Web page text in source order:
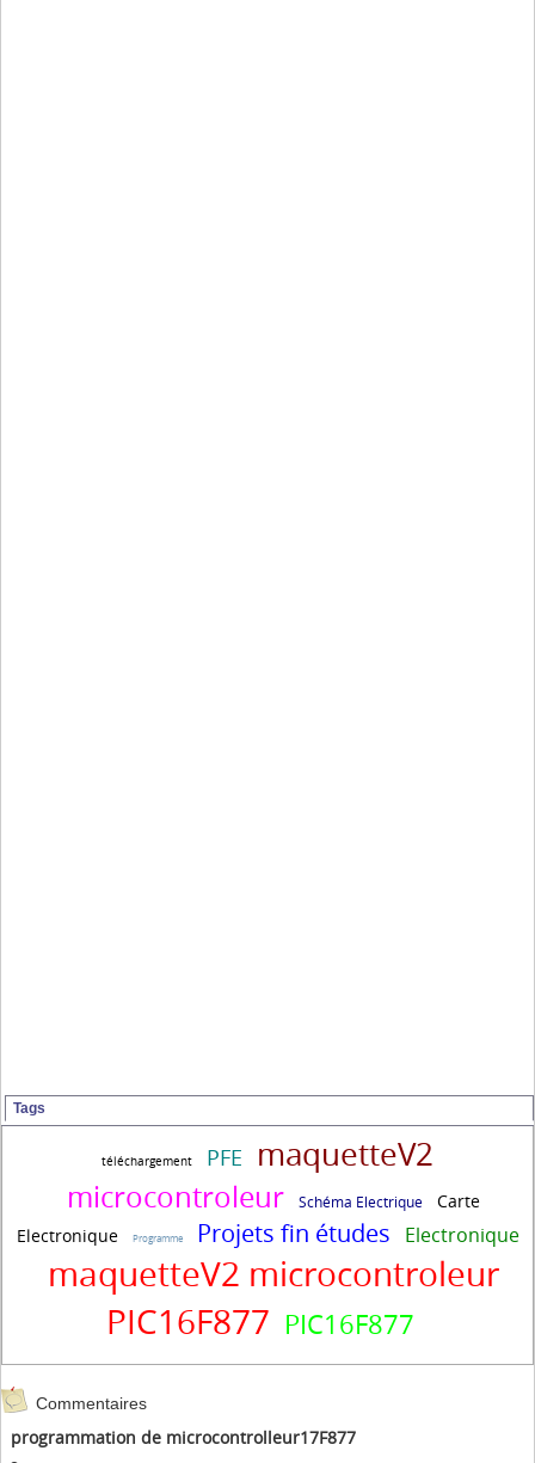
Tags
téléchargement PFE maquetteV2
microcontroleur Schéma Electrique
Carte
Electronique
Programme Projets fin études Electronique
maquetteV2 microcontroleur
PIC16F877 PIC16F877
Commentaires
programmation de microcontrolleur17F877